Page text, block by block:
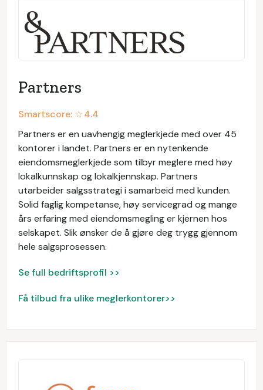
Partners
Smartscore: ☆4.4
Partners er en uavhengig meglerkjede med over 45
kontorer i landet. Partners er en nytenkende
eiendomsmeglerkjede som tilbyr meglere med høy
lokalkunnskap og lokalkjennskap. Partners
utarbeider salgsstrategi i samarbeid med kunden.
Solid faglig kompetanse, høy servicegrad og mange
års erfaring med eiendomsmegling er kjernen hos
selskapet. Slik ønsker de å gjøre deg trygg gjennom
hele salgsprosessen.
Se full bedriftsprofil >>
Få tilbud fra ulike meglerkontorer>>